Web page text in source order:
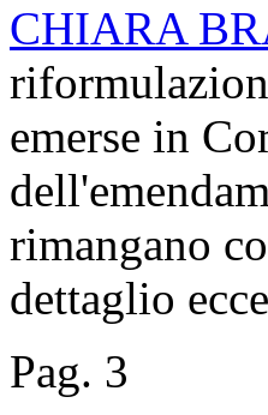
CHIARA
emerse in
rimangano
dettaglio
Pag. 3